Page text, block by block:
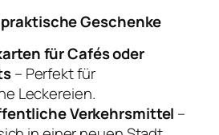
Geschenke
für Cafés oder
– Perfekt für
Leckereien.
Verkehrsmittel –